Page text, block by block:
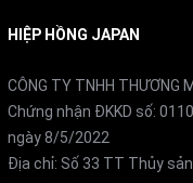
HIỆP HỒNG JAPAN
CÔNG TY TNHH THƯƠNG
Chứng nhận ĐKKD số:
ngày 8/5/2022
Địa chỉ: Số 33 TT Thủy